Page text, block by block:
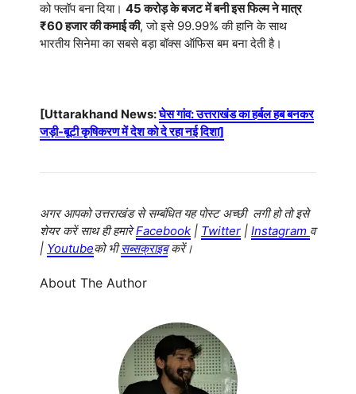
को फ्लॉप बना दिया। 45 करोड़ के बजट में बनी इस फिल्म ने मात्र
₹60 हजार की कमाई की, जो इसे 99.99% की हानि के साथ
भारतीय सिनेमा का सबसे बड़ा बॉक्स ऑफिस बम बना देती है।
[Uttarakhand News:घेस गांव: उत्तराखंड का हर्बल हब बनकर
जड़ी-बूटी कृषिकरण में देश को दे रहा नई दिशा]
अगर आपको उत्तराखंड से सम्बंधित यह पोस्ट अच्छी लगी हो तो इसे
शेयर करें साथ ही हमारेFacebook | Twitter | Instagram व
| Youtubeको भीसब्सक्राइबकरें।
About The Author